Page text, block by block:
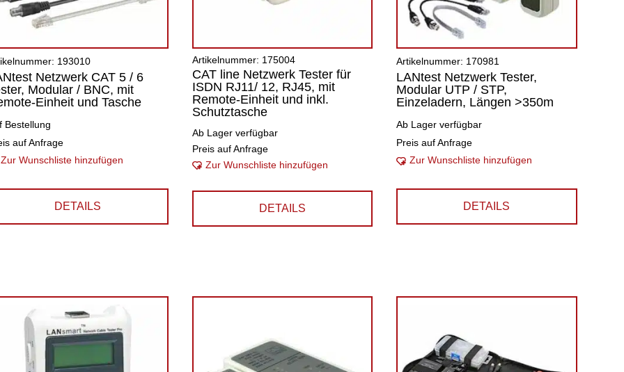
193010
Netzwerk CAT 5 / 6
Modular / BNC, mit
Einheit und Tasche
Bestellung
auf Anfrage
Zur Wunschliste hinzufügen
DETAILS
Artikelnummer: 175004
CAT line Netzwerk Tester für
ISDN RJ11/ 12, RJ45, mit
Remote-Einheit und inkl.
Schutztasche
Ab Lager verfügbar
Preis auf Anfrage
Zur Wunschliste hinzufügen
DETAILS
Artikelnummer: 170981
LANtest Netzwerk Tester,
Modular UTP / STP,
Einzeladern, Längen >350m
Ab Lager verfügbar
Preis auf Anfrage
Zur Wunschliste hinzufügen
DETAILS